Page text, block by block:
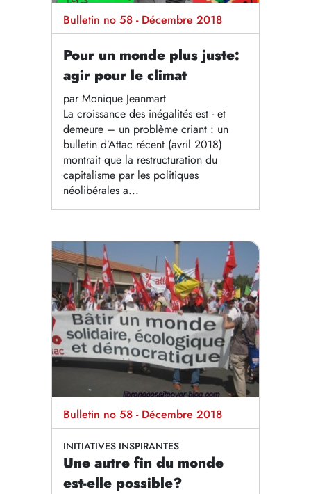
Bulletin no 58 - Décembre 2018
Pour un monde plus juste:
agir pour le climat
par Monique Jeanmart
La croissance des inégalités est - et
demeure – un problème criant : un
bulletin d’Attac récent (avril 2018)
montrait que la restructuration du
capitalisme par les politiques
néolibérales a...
Bulletin no 58 - Décembre 2018
INITIATIVES INSPIRANTES
Une autre fin du monde
est-elle possible?